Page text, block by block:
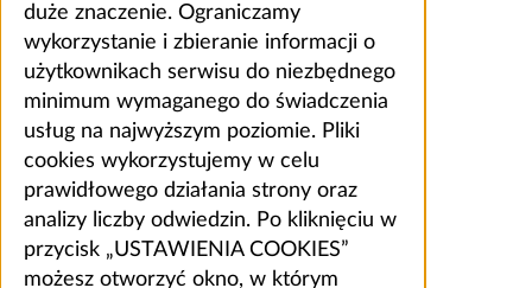
duże znaczenie. Ograniczamy
wykorzystanie i zbieranie informacji o
użytkownikach serwisu do niezbędnego
minimum wymaganego do świadczenia
usług na najwyższym poziomie. Pliki
cookies wykorzystujemy w celu
prawidłowego działania strony oraz
analizy liczby odwiedzin. Po kliknięciu w
przycisk „USTAWIENIA COOKIES”
możesz otworzyć okno, w którym